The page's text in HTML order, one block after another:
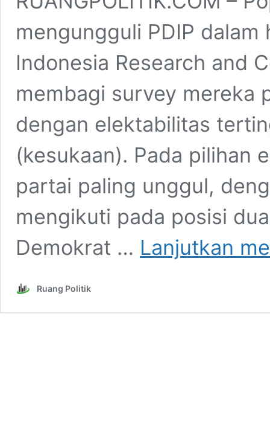
mengungguli PDIP
Indonesia Research and
membagi survey mereka
dengan elektabilitas
(kesukaan). Pada pilihan
partai paling unggul,
mengikuti pada posisi
Demokrat … Lanjutkan
Ruang Politik